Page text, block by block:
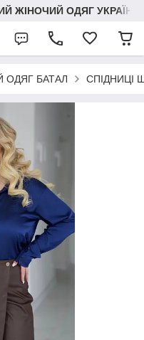
ЖІНОЧИЙ ОДЯГ УКРАЇНИ
ОДЯГ БАТАЛ СПІДНИЦІ